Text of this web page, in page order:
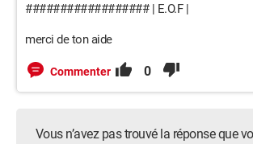
################## | E.O.F |
merci de ton aide
Commenter 0
Vous n’avez pas trouvé la réponse que